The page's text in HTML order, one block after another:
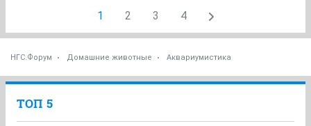
1 2 3 4
НГС.Форум Домашние животные Аквариумистика
ТОП 5